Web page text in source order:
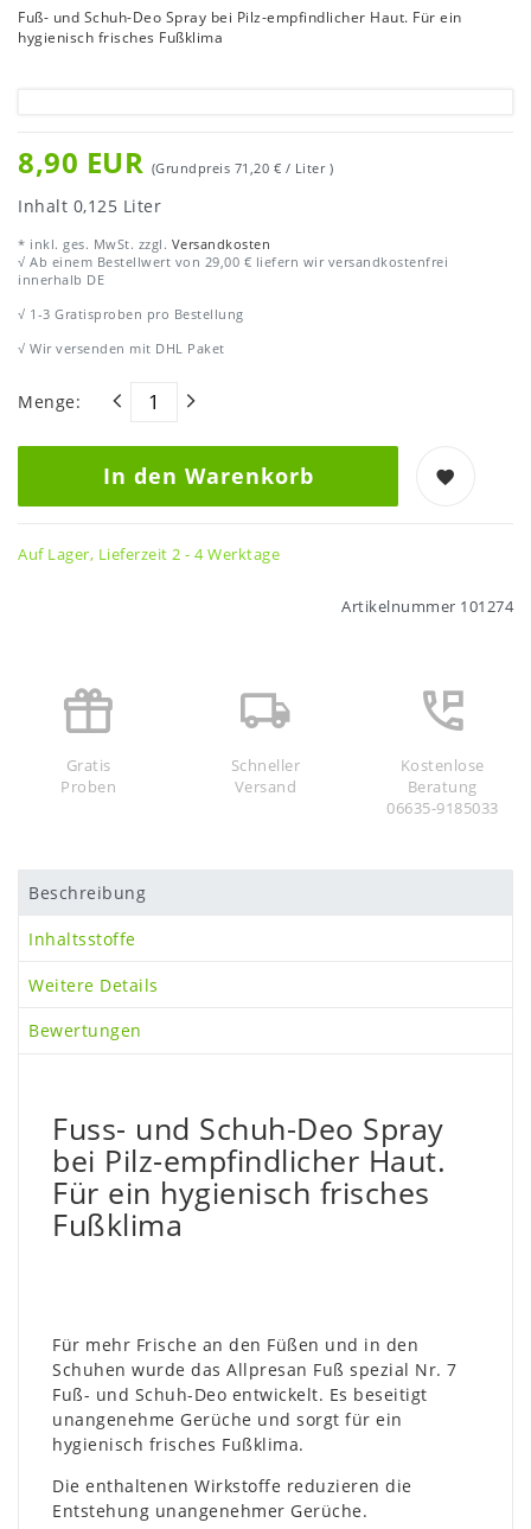
Fuß- und Schuh-Deo Spray bei Pilz-empfindlicher Haut. Für ein
hygienisch frisches Fußklima
8,90 EUR (Grundpreis 71,20 € / Liter )
Inhalt 0,125 Liter
* inkl. ges. MwSt. zzgl. Versandkosten
√ Ab einem Bestellwert von 29,00 € liefern wir versandkostenfrei
innerhalb DE
√ 1-3 Gratisproben pro Bestellung
√ Wir versenden mit DHL Paket
Menge:
In den Warenkorb
Auf Lager, Lieferzeit 2 - 4 Werktage
Artikelnummer 101274
Gratis
Proben
Schneller
Versand
Kostenlose
Beratung
06635-9185033
Beschreibung
Inhaltsstoffe
Weitere Details
Bewertungen
Fuss- und Schuh-Deo Spray
bei Pilz-empfindlicher Haut.
Für ein hygienisch frisches
Fußklima
Für mehr Frische an den Füßen und in den
Schuhen wurde das Allpresan Fuß spezial Nr. 7
Fuß- und Schuh-Deo entwickelt. Es beseitigt
unangenehme Gerüche und sorgt für ein
hygienisch frisches Fußklima.
Die enthaltenen Wirkstoffe reduzieren die
Entstehung unangenehmer Gerüche.